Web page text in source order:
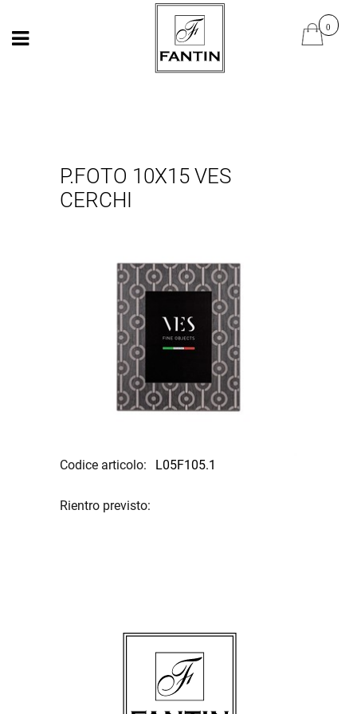
Open Open
P.FOTO 10X15 VES
CERCHI
Codice articolo: L05F105.1
Rientro previsto: